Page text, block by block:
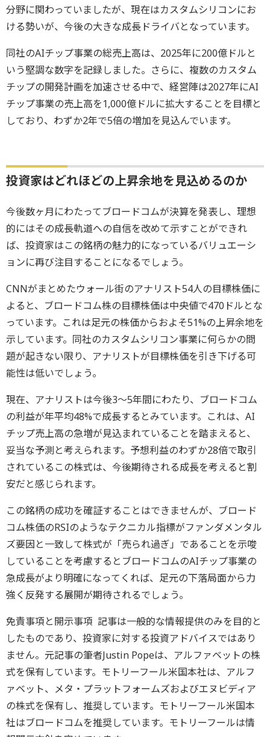
分野に関わっていましたが、現在はカスタムシリコンにお
ける勢いが、今後の大きな成長ドライバとなっています。
同社のAIチップ事業の総売上高は、2025年に200億ドルと
いう堅調な数字を記録しました。さらに、複数のカスタム
チップの開発計画を加速させる中で、経営陣は2027年にAI
チップ事業の売上高を1,000億ドルに拡大することを目標と
しており、わずか2年で5倍の増加を見込んでいます。
投資家はどれほどの上昇余地を見込めるのか
今後数ヶ月にわたってブロードコムが決算を発表し、理想
的にはその成長軌道への自信を改めて示すことができれ
ば、投資家はこの銘柄の魅力的になっているバリュエーシ
ョンに再び注目することになるでしょう。
CNNがまとめたウォール街のアナリスト54人の目標株価に
よると、ブロードコム株の目標株価は中央値で470ドルとな
っています。これは足元の株価からおよそ51%の上昇余地を
示しています。同社のカスタムシリコン事業に何らかの問
題が起きない限り、アナリストが目標株価を引き下げる可
能性は低いでしょう。
現在、アナリストは今後3～5年間にわたり、ブロードコム
の利益が年平均48%で成長するとみています。これは、AI
チップ売上高の急増が見込まれていることを踏まえると、
妥当な予測と考えられます。予想利益のわずか28倍で取引
されているこの株式は、今後期待される成長を考えると割
安だと感じられます。
この銘柄の成功を確証することはできませんが、ブロード
コム株価のRSIのようなテクニカル指標がファンダメンタル
ズ要因と一致して株式が「売られ過ぎ」であることを示唆
していることを考慮するとブロードコムのAIチップ事業の
急成長がより明確になってくれば、足元の下落局面から力
強く反発する展開が期待されるでしょう。
免責事項と開示事項 記事は一般的な情報提供のみを目的と
したものであり、投資家に対する投資アドバイスではあり
ません。元記事の筆者Justin Popeは、アルファベットの株
式を保有しています。モトリーフール米国本社は、アルフ
ァベット、メタ・プラットフォームズおよびエヌビディア
の株式を保有し、推奨しています。モトリーフール米国本
社はブロードコムを推奨しています。モトリーフールは情